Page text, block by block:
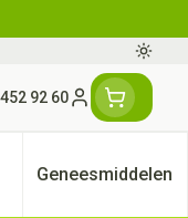
92 60
Klant menu
en EHBO categorie
voor Dieren
Geneesmiddelen
Toon